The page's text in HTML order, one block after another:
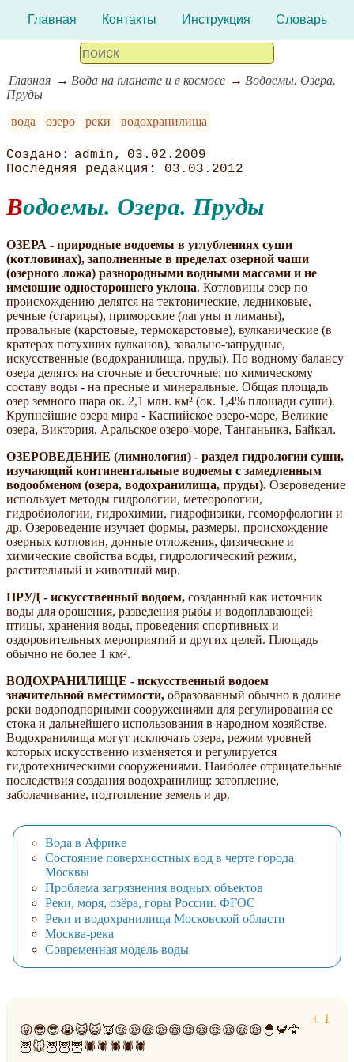
Главная Контакты Инструкция Словарь
Главная Вода на планете и в космосе
Водоемы. Озера.
Пруды
вода
озеро реки водохранилища
admin
03.02.2009
03.03.2012
Водоемы. Озера. Пруды
ОЗЕРА - природные водоемы в углублениях суши
(котловинах), заполненные в пределах озерной чаши
(озерного ложа) разнородными водными массами и не
имеющие одностороннего уклона. Котловины озер по
происхождению делятся на тектонические, ледниковые,
речные (старицы), приморские (лагуны и лиманы),
провальные (карстовые, термокарстовые), вулканические (в
кратерах потухших вулканов), завально-запрудные,
искусственные (водохранилища, пруды). По водному балансу
озера делятся на сточные и бессточные; по химическому
составу воды - на пресные и минеральные. Общая площадь
озер земного шара ок. 2,1 млн. км² (ок. 1,4% площади суши).
Крупнейшие озера мира - Каспийское озеро-море, Великие
озера, Виктория, Аральское озеро-море, Танганьика, Байкал.
ОЗЕРОВЕДЕНИЕ (лимнология) - раздел гидрологии суши,
изучающий континентальные водоемы с замедленным
водообменом (озера, водохранилища, пруды). Озероведение
использует методы гидрологии, метеорологии,
гидробиологии, гидрохимии, гидрофизики, геоморфологии и
др. Озероведение изучает формы, размеры, происхождение
озерных котловин, донные отложения, физические и
химические свойства воды, гидрологический режим,
растительный и животный мир.
ПРУД - искусственный водоем, созданный как источник
воды для орошения, разведения рыбы и водоплавающей
птицы, хранения воды, проведения спортивных и
оздоровительных мероприятий и других целей. Площадь
обычно не более 1 км².
ВОДОХРАНИЛИЩЕ - искусственный водоем
значительной вместимости, образованный обычно в долине
реки водоподпорными сооружениями для регулирования ее
стока и дальнейшего использования в народном хозяйстве.
Водохранилища могут исключать озера, режим уровней
которых искусственно изменяется и регулируется
гидротехническими сооружениями. Наиболее отрицательные
последствия создания водохранилищ: затопление,
заболачивание, подтопление земель и др.
Вода в Африке
Состояние поверхностных вод в черте города
Москвы
Проблема загрязнения водных объектов
Реки, моря, озёра, горы России. ФГОС
Реки и водохранилища Московской области
Москва-река
Современная модель воды
😜😎😎😭😺😺👿😪😪😪😪😪😪😪😪😪😪😪🐣🦀🦅
🦉🐭🦉🦉🦉🕷🕷🕷🕷🕷